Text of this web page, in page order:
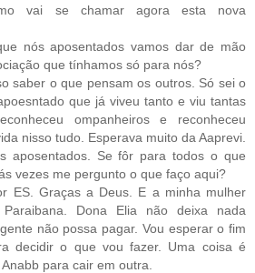
vai se chamar agora esta nova
nós aposentados vamos dar de mão
que tínhamos só para nós?
saber o que pensam os outros. Só sei o
que já viveu tanto e viu tantas
ompanheiros e reconheceu
nisso tudo. Esperava muito da Aaprevi.
aposentados. Se fôr para todos o que
vezes me pergunto o que faço aqui?
ES. Graças a Deus. E a minha mulher
Dona Elia não deixa nada
não possa pagar. Vou esperar o fim
decidir o que vou fazer. Uma coisa é
para cair em outra.